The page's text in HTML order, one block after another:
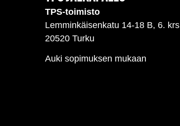
TPS-toimisto
Lemminkäisenkatu 14-18 B, 6. krs
20520 Turku
Auki sopimuksen mukaan